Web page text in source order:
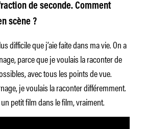
de seconde. Comment
scène ?
difficile que j’aie faite dans ma vie. On a
parce que je voulais la raconter de
avec tous les points de vue.
je voulais la raconter différemment.
petit film dans le film, vraiment.